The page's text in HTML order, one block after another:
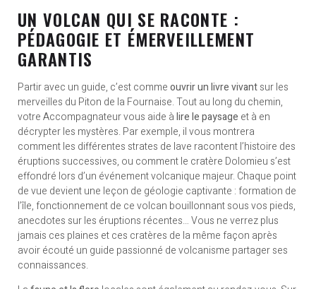
UN VOLCAN QUI SE RACONTE :
PÉDAGOGIE ET ÉMERVEILLEMENT
GARANTIS
Partir avec un guide, c’est commeouvrir un livre vivantsur les
merveilles du Piton de la Fournaise. Tout au long du chemin,
votre Accompagnateur vous aide àlire le paysage et à en
décrypter les mystères. Par exemple, il vous montrera
comment les différentes strates de lave racontent l’histoire des
éruptions successives, ou comment le cratère Dolomieu s’est
effondré lors d’un événement volcanique majeur. Chaque point
de vue devient une leçon de géologie captivante : formation de
l’île, fonctionnement de ce volcan bouillonnant sous vos pieds,
anecdotes sur les éruptions récentes… Vous ne verrez plus
jamais ces plaines et ces cratères de la même façon après
avoir écouté un guide passionné de volcanisme partager ses
connaissances.